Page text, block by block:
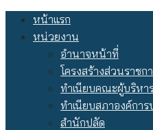
Skip หน้าแรก
หน่วยงาน
อำนาจหน้าที่
โครงสร้างส่วนราช
ทำเนียบคณะผู้บริหา
ทำเนียบสภาองค์กา
สำนักปลัด